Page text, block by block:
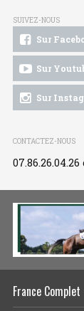
SUIVEZ-NOUS
Sur
Sur
Sur
CONTACTEZ-NOUS
07.86.26.04.26
France Complet